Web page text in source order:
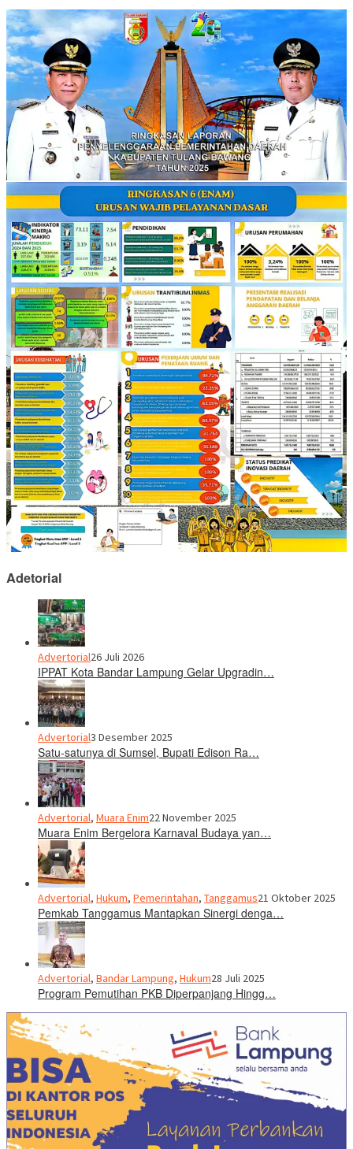
Adetorial
Advertorial26 Juli 2026
IPPAT Kota Bandar Lampung Gelar Upgradin…
Advertorial3 Desember 2025
Satu-satunya di Sumsel, Bupati Edison Ra…
Advertorial, Muara Enim22 November 2025
Muara Enim Bergelora Karnaval Budaya yan…
Advertorial, Hukum, Pemerintahan, Tanggamus21 Oktober 2025
Pemkab Tanggamus Mantapkan Sinergi denga…
Advertorial, Bandar Lampung, Hukum28 Juli 2025
Program Pemutihan PKB Diperpanjang Hingg…